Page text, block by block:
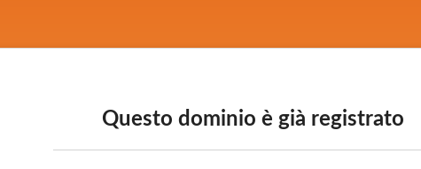
Questo dominio è già registrato